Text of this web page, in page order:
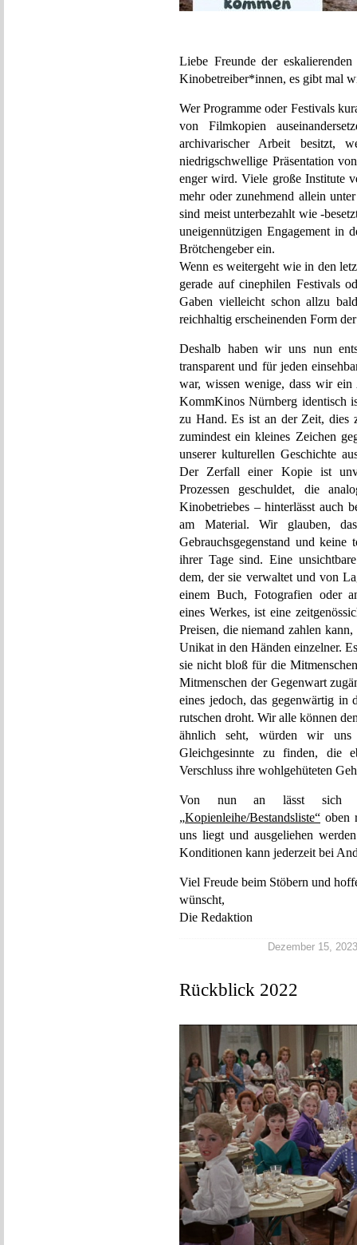
Liebe Freunde der
Kinobetreiber*innen, es gibt mal
Wer Programme oder Festivals
von Filmkopien
archivarischer Arbeit besitzt,
niedrigschwellige Präsentation
enger wird. Viele große Institute
mehr oder zunehmend allein
sind meist unterbezahlt wie -
uneigennützigen Engagement in
Brötchengeber ein.
Wenn es weitergeht wie in den
gerade auf cinephilen Festivals
Gaben vielleicht schon allzu
reichhaltig erscheinenden Form
Deshalb haben wir uns nun
transparent und für jeden
war, wissen wenige, dass wir
KommKinos Nürnberg identisch
zu Hand. Es ist an der Zeit, dies
zumindest ein kleines Zeichen
unserer kulturellen Geschichte
Der Zerfall einer Kopie ist
Prozessen geschuldet, die
Kinobetriebes – hinterlässt auch
am Material. Wir glauben,
Gebrauchsgegenstand und
ihrer Tage sind. Eine
dem, der sie verwaltet und von
einem Buch, Fotografien oder
eines Werkes, ist eine
Preisen, die niemand zahlen
Unikat in den Händen einzelner.
sie nicht bloß für die
Mitmenschen der Gegenwart
eines jedoch, das gegenwärtig in
rutschen droht. Wir alle können
ähnlich seht, würden wir uns
Gleichgesinnte zu finden, die
Verschluss ihre wohlgehüteten
Von nun an lässt sich
„Kopienleihe/Bestandsliste“ oben
uns liegt und ausgeliehen
Konditionen kann jederzeit bei
Viel Freude beim Stöbern und
wünscht,
Die Redaktion
Dezember 15,
Rückblick 2022